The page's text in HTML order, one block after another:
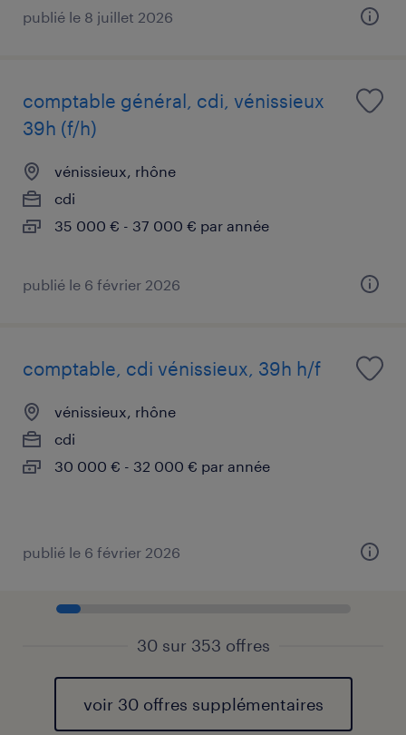
publié le 8 juillet 2026
comptable général, cdi, vénissieux
39h (f/h)
vénissieux, rhône
cdi
35 000 € - 37 000 € par année
publié le 6 février 2026
comptable, cdi vénissieux, 39h h/f
vénissieux, rhône
cdi
30 000 € - 32 000 € par année
publié le 6 février 2026
30 sur 353 offres
voir 30 offres supplémentaires